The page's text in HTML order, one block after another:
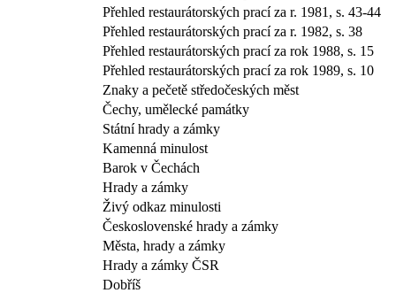
Přehled restaurátorských prací za r. 1981, s. 43-44
Přehled restaurátorských prací za r. 1982, s. 38
Přehled restaurátorských prací za rok 1988, s. 15
Přehled restaurátorských prací za rok 1989, s. 10
Znaky a pečetě středočeských měst
Čechy, umělecké památky
Státní hrady a zámky
Kamenná minulost
Barok v Čechách
Hrady a zámky
Živý odkaz minulosti
Československé hrady a zámky
Města, hrady a zámky
Hrady a zámky ČSR
Dobříš